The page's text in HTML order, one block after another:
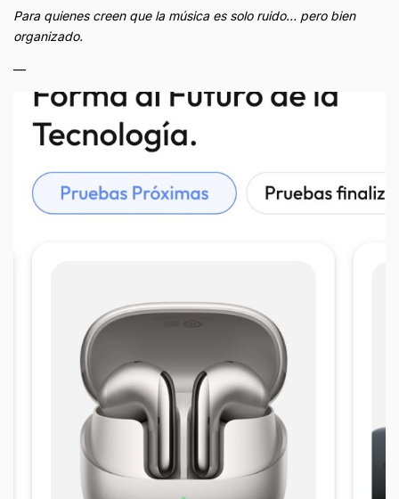
Para quienes creen que la música es solo ruido… pero bien
organizado.
—